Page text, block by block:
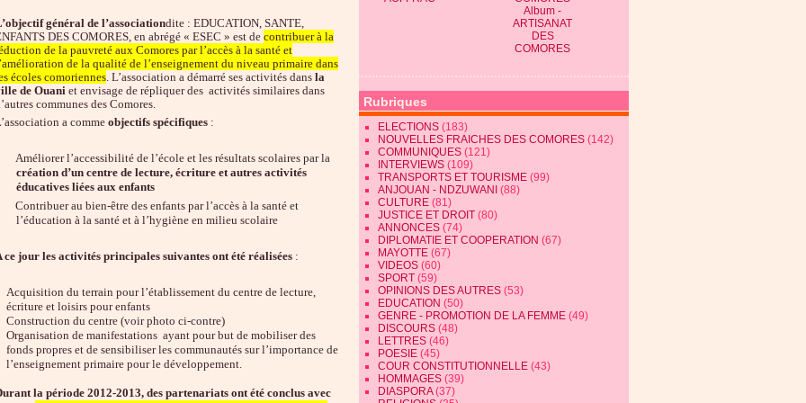
général de l’associationdite : EDUCATION, SANTE,
DES COMORES, en abrégé « ESEC » est de contribuer à la
de la pauvreté aux Comores par l’accès à la santé et
de la qualité de l’enseignement du niveau primaire dans
écoles comoriennes. L’association a démarré ses activités dans la
de Ouani et envisage de répliquer des activités similaires dans
communes des Comores.
a comme objectifs spécifiques :
Améliorer l’accessibilité de l’école et les résultats scolaires par la
création d’un centre de lecture, écriture et autres activités
éducatives liées aux enfants
Contribuer au bien-être des enfants par l’accès à la santé et
l’éducation à la santé et à l’hygiène en milieu scolaire
ce jour les activités principales suivantes ont été réalisées :
Acquisition du terrain pour l’établissement du centre de lecture,
écriture et loisirs pour enfants
Construction du centre (voir photo ci-contre)
Organisation de manifestations ayant pour but de mobiliser des
fonds propres et de sensibiliser les communautés sur l’importance de
l’enseignement primaire pour le développement.
la période 2012-2013, des partenariats ont été conclus avec
Album -
ARTISANAT
DES
COMORES
Rubriques
ELECTIONS (183)
NOUVELLES FRAICHES DES COMORES (142)
COMMUNIQUES (121)
INTERVIEWS (109)
TRANSPORTS ET TOURISME (99)
ANJOUAN - NDZUWANI (88)
CULTURE (81)
JUSTICE ET DROIT (80)
ANNONCES (74)
DIPLOMATIE ET COOPERATION (67)
MAYOTTE (67)
VIDEOS (60)
SPORT (59)
OPINIONS DES AUTRES (53)
EDUCATION (50)
GENRE - PROMOTION DE LA FEMME (49)
DISCOURS (48)
LETTRES (46)
POESIE (45)
COUR CONSTITUTIONNELLE (43)
HOMMAGES (39)
DIASPORA(37)